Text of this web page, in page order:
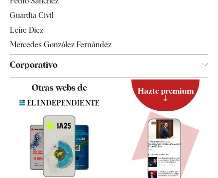
Guardia Civil
Leire Díez
Mercedes González Fernández
Corporativo
Quiénes somos
Especificaciones
Otras webs de Hazte premium